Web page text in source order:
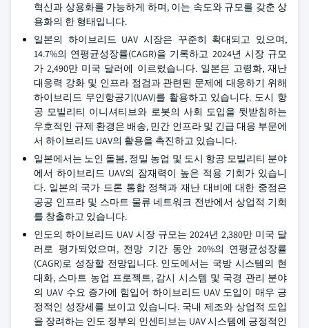
혁신과 상용화를 가능하게 하며, 이는 속도와 규모를 갖춘 상
용화의 한 형태입니다.
일본의 하이브리드 UAV 시장은 꾸준히 확대되고 있으며,
14.7%의 연평균성장률(CAGR)을 기록하고 2024년 시장 규모
가 2,490만 미국 달러에 이르렀습니다. 일본은 고령화, 재난
대응력 강화 및 인프라 점검과 관련된 문제에 대응하기 위해
하이브리드 무인항공기(UAV)를 활용하고 있습니다. 도시 항
공 모빌리티 이니셔티브와 로봇의 사회 도입을 뒷받침하는
우호적인 규제 환경은 배송, 민간 인프라 및 긴급 대응 부문에
서 하이브리드 UAV의 활용을 촉진하고 있습니다.
일본에서는 노인 돌봄, 정밀 농업 및 도시 항공 모빌리티 분야
에서 하이브리드 UAV의 잠재력이 높은 적용 기회가 있습니
다. 일본의 국가 드론 통합 정책과 재난 대비에 대한 중점은
공공 인프라 및 스마트 물류 네트워크 전반에서 상업적 기회
를 창출하고 있습니다.
인도의 하이브리드 UAV 시장 규모는 2024년 2,380만 미국 달
러로 평가되었으며, 전망 기간 동안 20%의 연평균성장률
(CAGR)로 성장할 전망입니다. 인도에서는 국방 시스템의 현
대화, 스마트 농업 프로젝트, 감시 시스템 및 국경 관리 분야
의 UAV 수요 증가에 힘입어 하이브리드 UAV 도입이 매우 긍
정적인 성장세를 보이고 있습니다. 국내 제조와 상업적 도입
을 장려하는 인도 정부의 인센티브는 UAV 시스템에 긍정적인